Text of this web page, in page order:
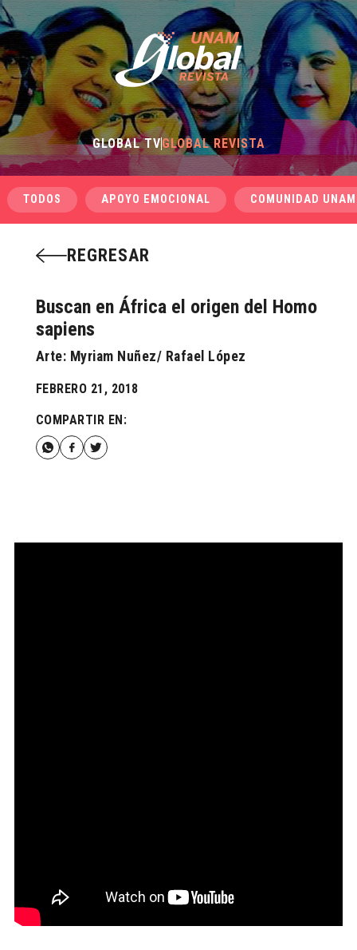
GLOBAL TVGLOBAL REVISTA
TODOS APOYO EMOCIONAL COMUNIDAD UNAM
REGRESAR
Buscan en África el origen del Homo
sapiens
Arte: Myriam Nuñez/ Rafael López
FEBRERO 21, 2018
COMPARTIR EN: